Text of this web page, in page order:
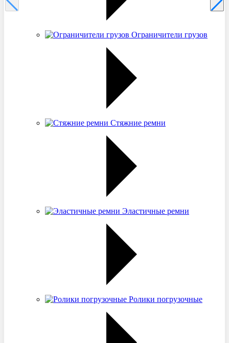
Ограничители грузов
Стяжние ремни
Эластичные ремни
Ролики погрузочные